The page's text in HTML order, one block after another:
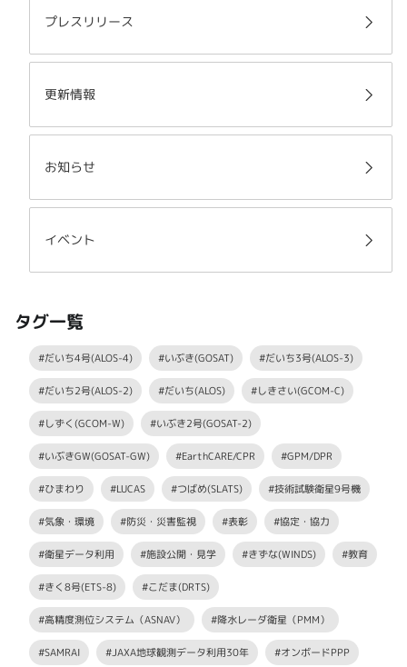
プレスリリース
更新情報
お知らせ
イベント
タグ一覧
#だいち4号(ALOS-4) #いぶき(GOSAT) #だいち3号(ALOS-3)
#だいち2号(ALOS-2) #だいち(ALOS) #しきさい(GCOM-C)
#しずく(GCOM-W) #いぶき2号(GOSAT-2)
#いぶきGW(GOSAT-GW) #EarthCARE/CPR #GPM/DPR
#ひまわり #LUCAS #つばめ(SLATS) #技術試験衛星9号機
#気象・環境 #防災・災害監視 #表彰 #協定・協力
#衛星データ利用 #施設公開・見学 #きずな(WINDS) #教育
#きく8号(ETS-8) #こだま(DRTS)
#高精度測位システム（ASNAV） #降水レーダ衛星（PMM）
#SAMRAI #JAXA地球観測データ利用30年 #オンボードPPP